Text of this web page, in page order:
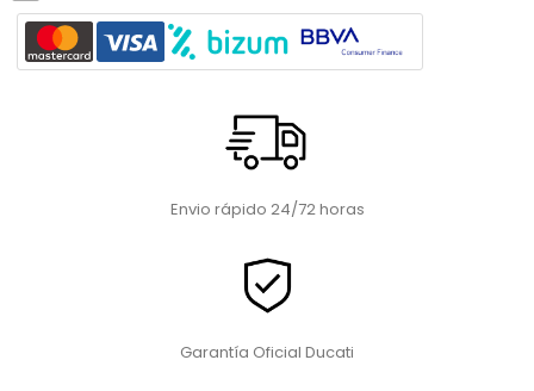
Envio rápido 24/72 horas
Garantía Oficial Ducati